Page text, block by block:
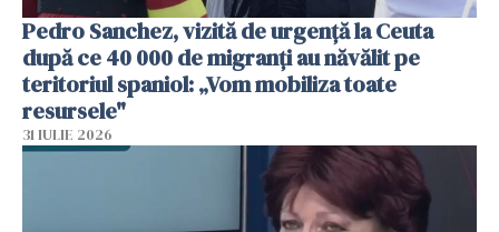
Pedro Sanchez, vizită de urgență la Ceuta
după ce 40 000 de migranți au năvălit pe
teritoriul spaniol: „Vom mobiliza toate
resursele"
31 IULIE 2026